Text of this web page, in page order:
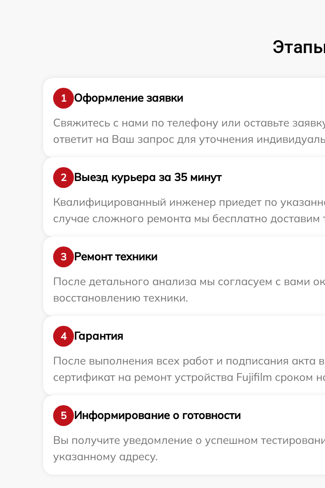
1
Оформление заявки
Свяжитесь с нами по телефону или оставьте
ответит на Ваш запрос для уточнения
2
Выезд курьера за 35 минут
Квалифицированный инженер приедет по
случае сложного ремонта мы бесплатно доставим
3
Ремонт техники
После детального анализа мы согласуем с вами
восстановлению техники.
4
Гарантия
После выполнения всех работ и подписания
сертификат на ремонт устройства Fujifilm сроком
5
Информирование о готовности
Вы получите уведомление о успешном
указанному адресу.